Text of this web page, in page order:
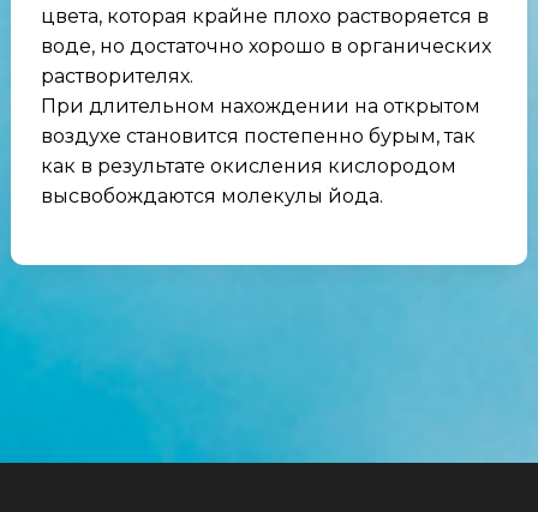
цвета, которая крайне плохо растворяется в
воде, но достаточно хорошо в органических
растворителях.
При длительном нахождении на открытом
воздухе становится постепенно бурым, так
как в результате окисления кислородом
высвобождаются молекулы йода.